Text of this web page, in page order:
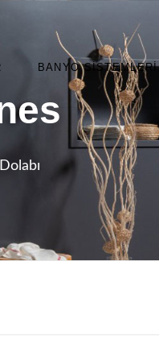
BANYO SISTEMLERI